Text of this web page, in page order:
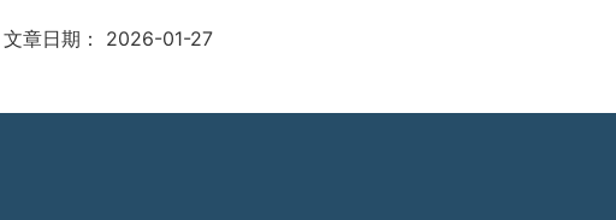
文章日期： 2026-01-27